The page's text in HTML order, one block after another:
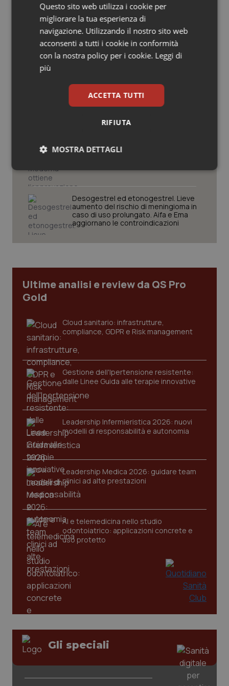
Salute orale & impianti
Sangue & coagulazione
Tiroide
Tumore al seno
Tumori del Polmone & Testa Collo
Tumori gastrointestinali
Ulcera & Reflusso
Vaccini
Scienza e Farmaci
La spesa farmaceutica sale a 39,3
miliardi (+6%). Prosegue il boom dei
farmaci per diabete e obesità e cala
Aifa. Rivisto il Programma attività 2026
dopo le richieste delle Regioni. Dalla
governance, ecco le novità
Stati Uniti. Moderna ottiene
Desogestrel ed etonogestrel. Lieve
aumento del rischio di meningioma in
caso di uso prolungato. Aifa e Ema
aggiornano le controindicazioni
Ultime analisi e review da QS Pro
Gold
Cloud sanitario: infrastrutture,
compliance, GDPR e Risk management
Gestione dell'Ipertensione resistente:
dalle Linee Guida alle terapie innovative
Leadership Infermieristica 2026: nuovi
modelli di responsabilità e autonomia
Leadership Medica 2026: guidare team
clinici ad alte prestazioni
AI e telemedicina nello studio
odontoiatrico: applicazioni concrete e
uso protetto
Gli speciali
Questo sito web utilizza i cookie per
migliorare la tua esperienza di
navigazione. Utilizzando il nostro sito web
acconsenti a tutti i cookie in conformità
con la nostra policy per i cookie. Leggi di
più
ACCETTA TUTTI
RIFIUTA
MOSTRA DETTAGLI
Necessari Statistici Marketing
Necessari Statistici Marketing
sito web abilitandone funzionalità di base quali la
protette del sito. Il sito web non è in grado di
funzionare correttamente senza questi cookie.
VISITOR_PRIVACY_METADATA
YouTube
.youtube.com
CookieScriptConsent
tracking-sites-ironfish-
www.quotidianosanita.it